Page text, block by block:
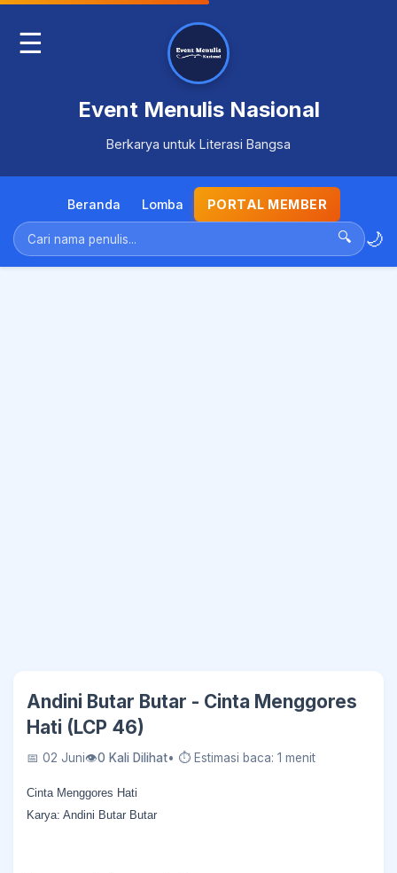
☰
Event Menulis Nasional
Berkarya untuk Literasi Bangsa
Beranda Lomba PORTAL MEMBER
🔍 🌙
Andini Butar Butar - Cinta Menggores
Hati (LCP 46)
📅 02 Juni👁0 Kali Dilihat• ⏱ Estimasi baca: 1 menit
Cinta Menggores Hati
Karya: Andini Butar Butar